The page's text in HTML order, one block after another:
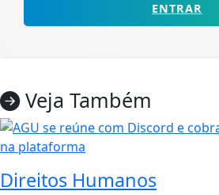
ENTRAR
Veja Também
Direitos Humanos